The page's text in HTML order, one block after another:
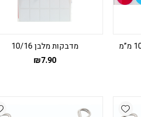
מדבקות מלבן 10/16
₪7.90
Add wishlist